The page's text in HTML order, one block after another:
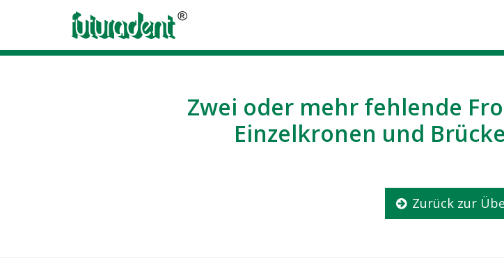
Zwei oder mehr fehlende
Einzelkronen und
Zurück zur